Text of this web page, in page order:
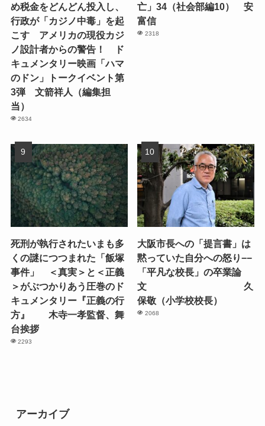
め税金をどんどん投入し、
行政が「カジノ中毒」を起
こす アメリカの現役カジ
ノ設計者からの警告！ ド
キュメンタリー映画「ハマ
のドン」トークイベント第
3弾 文箭祥人（編集担
当）
2634
亡」34（社会部編10） 安
富信
2318
死刑が執行されたいまも多
くの謎につつまれた「飯塚
事件」 ＜真実＞と＜正義
＞がぶつかりあう圧巻のド
キュメンタリー『正義の行
方』 木寺一孝監督、舞
台挨拶
2293
大阪市長への「提言書」は
黙っていた自分への怒り−−
「平凡な校長」の卒業論
文 久
保敬（小学校校長）
2068
アーカイブ